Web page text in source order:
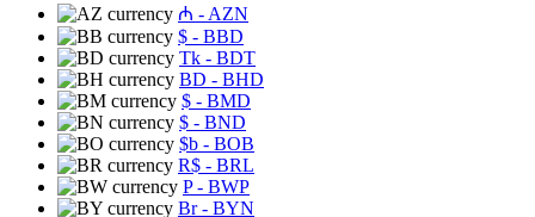
₼ - AZN
$ - BBD
Tk - BDT
BD - BHD
$ - BMD
$ - BND
$b - BOB
R$ - BRL
P- BWP
Br- BYN